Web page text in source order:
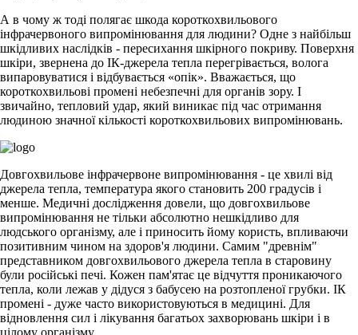
А в чому ж тоді полягає шкода короткохвильового
інфрачервоного випромінювання для людини? Одне з найбільш
шкідливих наслідків - пересихання шкірного покриву. Поверхня
шкіри, звернена до ІК-джерела тепла перегрівається, волога
випаровуватися і відбувається «опік». Вважається, що
короткохвильові промені небезпечні для органів зору. І
звичайно, тепловий удар, який виникає під час отримання
людиною значної кількості короткохвильових випромінювань.
Довгохвильове інфрачервоне випромінювання - це хвилі від
джерела тепла, температура якого становить 200 градусів і
менше. Медичні дослідження довели, що довгохвильове
випромінювання не тільки абсолютно нешкідливо для
людського організму, але і приносить йому користь, впливаючи
позитивним чином на здоров'я людини. Самим "древнім"
представником довгохвильового джерела тепла в старовину
були російські печі. Кожен пам'ятає це відчуття проникаючого
тепла, коли лежав у дідуся з бабусею на розтопленої грубки. ІК
промені - дуже часто використовуються в медицині. Для
відновлення сил і лікування багатьох захворювань шкіри і в
цілому організму.